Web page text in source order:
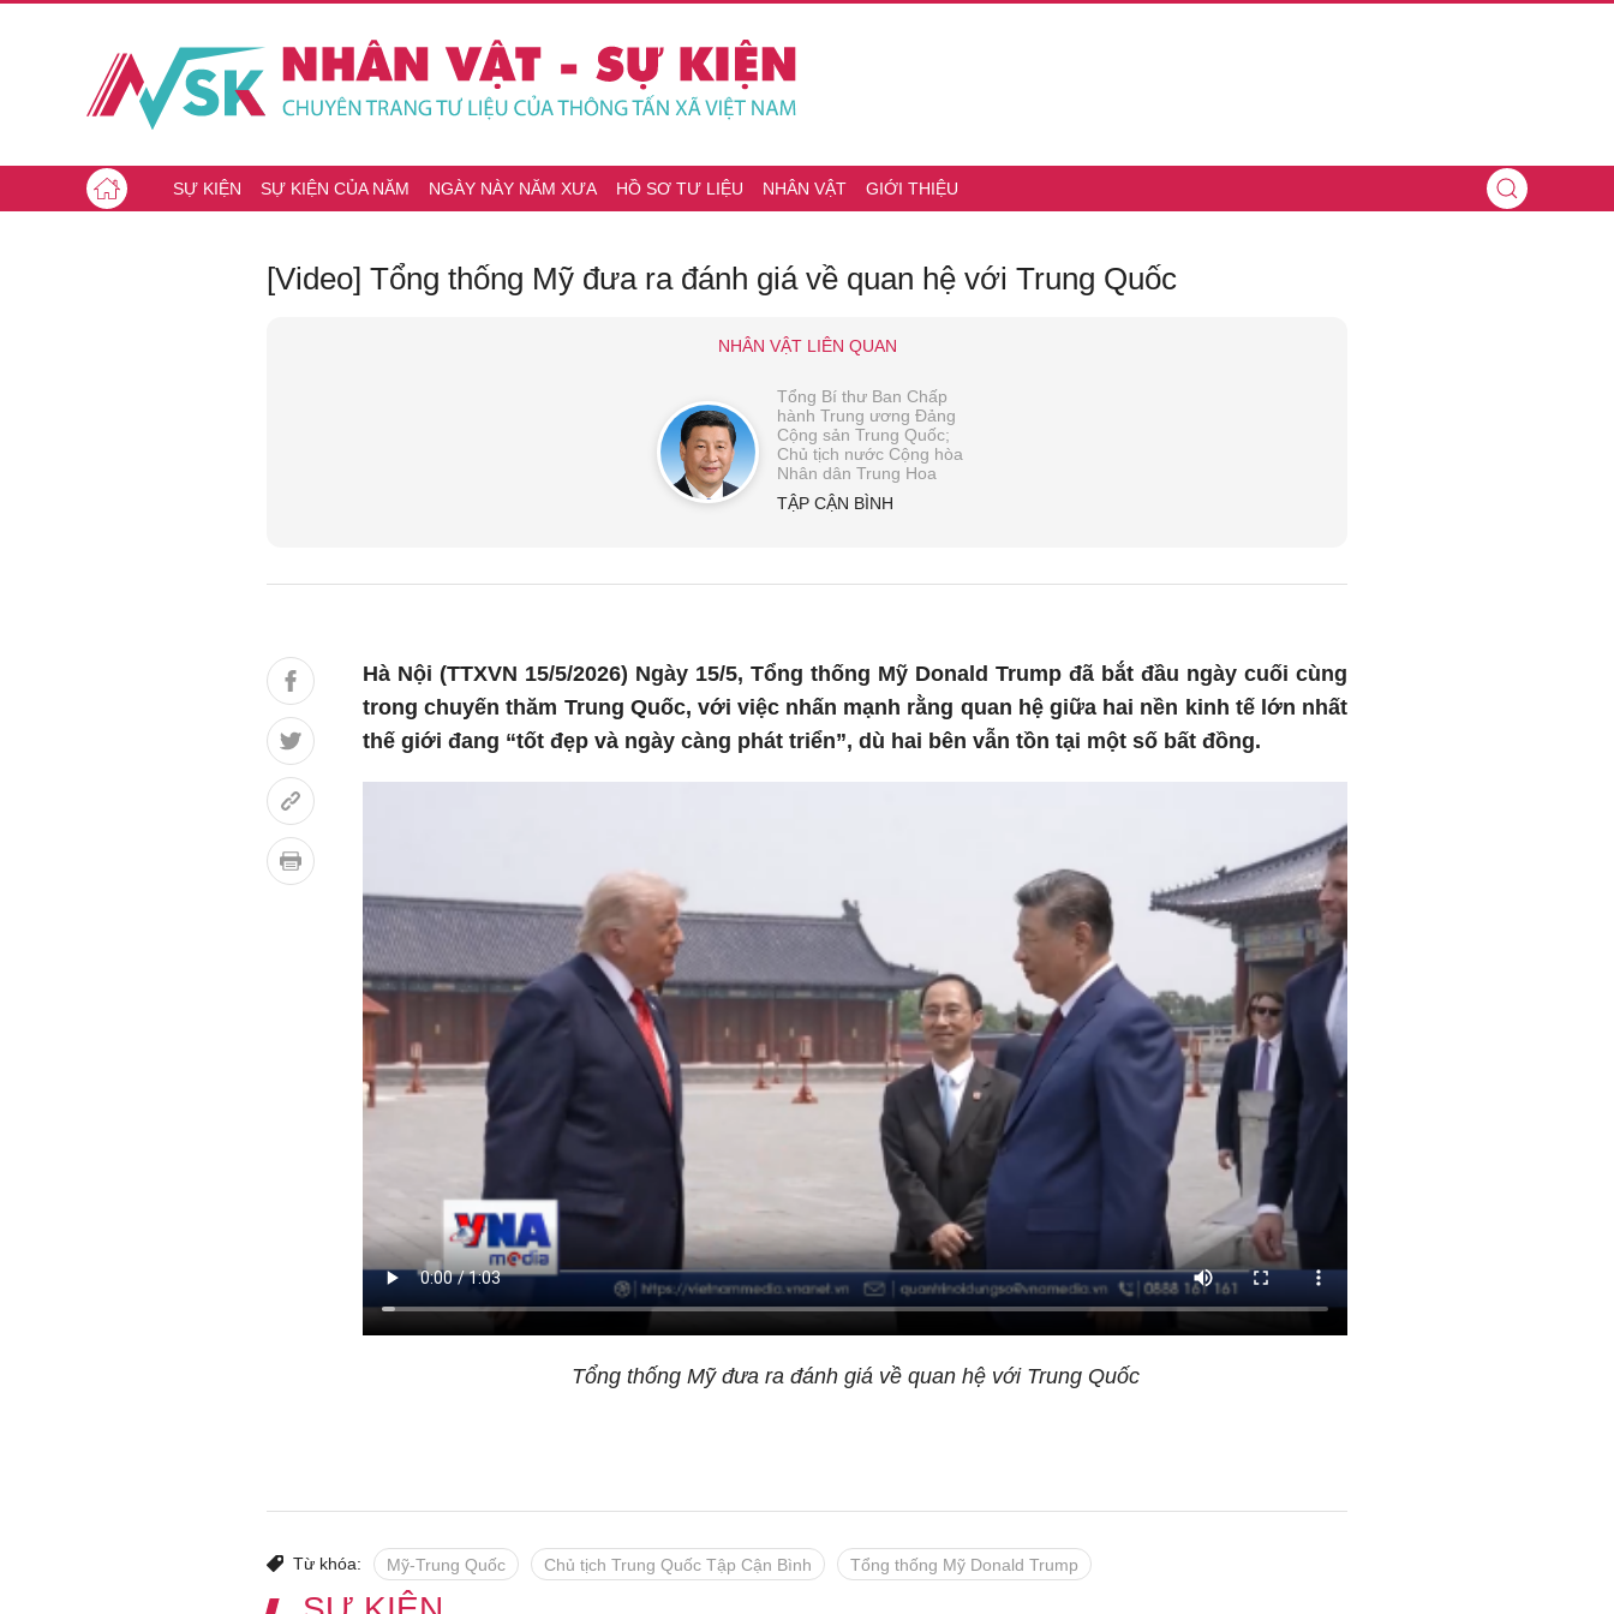
SỰ KIỆN SỰ KIỆN CỦA NĂM NGÀY NÀY NĂM XƯA HỒ SƠ TƯ LIỆU NHÂN VẬT GIỚI THIỆU
[Video] Tổng thống Mỹ đưa ra đánh giá về quan hệ với Trung Quốc
NHÂN VẬT LIÊN QUAN
Tổng Bí thư Ban Chấp
hành Trung ương Đảng
Cộng sản Trung Quốc;
Chủ tịch nước Cộng hòa
Nhân dân Trung Hoa
TẬP CẬN BÌNH
Hà Nội (TTXVN 15/5/2026) Ngày 15/5, Tổng thống Mỹ Donald Trump đã bắt đầu ngày cuối cùng
trong chuyến thăm Trung Quốc, với việc nhấn mạnh rằng quan hệ giữa hai nền kinh tế lớn nhất
thế giới đang “tốt đẹp và ngày càng phát triển”, dù hai bên vẫn tồn tại một số bất đồng.
Tổng thống Mỹ đưa ra đánh giá về quan hệ với Trung Quốc
Từ khóa: Mỹ-Trung Quốc Chủ tịch Trung Quốc Tập Cận Bình Tổng thống Mỹ Donald Trump